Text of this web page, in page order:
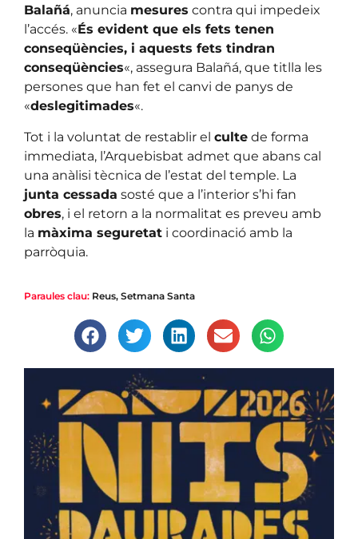
Balañá, anuncia mesures contra qui impedeix
l’accés. «És evident que els fets tenen
conseqüències, i aquests fets tindran
conseqüències«, assegura Balañá, que titlla les
persones que han fet el canvi de panys de
«deslegitimades«.
Tot i la voluntat de restablir el culte de forma
immediata, l’Arquebisbat admet que abans cal
una anàlisi tècnica de l’estat del temple. La
junta cessada sosté que a l’interior s’hi fan
obres, i el retorn a la normalitat es preveu amb
la màxima seguretat i coordinació amb la
parròquia.
Paraules clau: Reus, Setmana Santa